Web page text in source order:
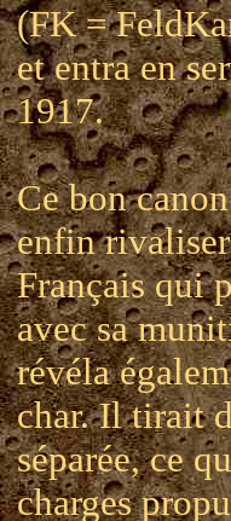
(FK =
et entra en
1917.
Ce bon
enfin
Français qui
avec sa
révéla
char. Il tirait
séparée, ce
charges